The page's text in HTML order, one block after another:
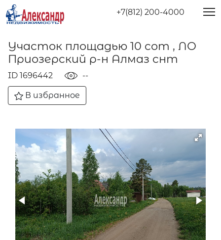
+7(812) 200-4000
Участок площадью 10 сот , ЛО
Приозерский р-н Алмаз снт
ID 1696442 --
В избранное